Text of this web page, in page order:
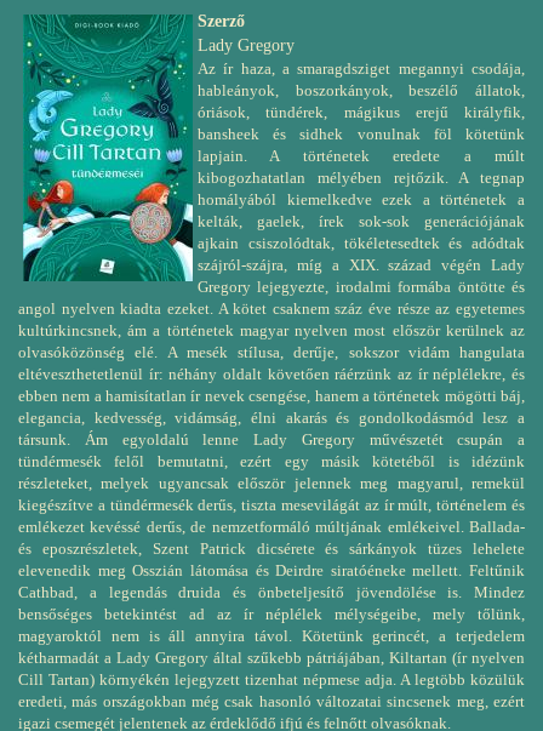
Szerző
Lady Gregory
Az ír haza, a smaragdsziget megannyi csodája,
hableányok, boszorkányok, beszélő állatok,
óriások, tündérek, mágikus erejű királyfik,
bansheek és sidhek vonulnak föl kötetünk
lapjain. A történetek eredete a múlt
kibogozhatatlan mélyében rejtőzik. A tegnap
homályából kiemelkedve ezek a történetek a
kelták, gaelek, írek sok-sok generációjának
ajkain csiszolódtak, tökéletesedtek és adódtak
szájról-szájra, míg a XIX. század végén Lady
Gregory lejegyezte, irodalmi formába öntötte és
angol nyelven kiadta ezeket. A kötet csaknem száz éve része az egyetemes
kultúrkincsnek, ám a történetek magyar nyelven most először kerülnek az
olvasóközönség elé. A mesék stílusa, derűje, sokszor vidám hangulata
eltéveszthetetlenül ír: néhány oldalt követően ráérzünk az ír néplélekre, és
ebben nem a hamisítatlan ír nevek csengése, hanem a történetek mögötti báj,
elegancia, kedvesség, vidámság, élni akarás és gondolkodásmód lesz a
társunk. Ám egyoldalú lenne Lady Gregory művészetét csupán a
tündérmesék felől bemutatni, ezért egy másik kötetéből is idézünk
részleteket, melyek ugyancsak először jelennek meg magyarul, remekül
kiegészítve a tündérmesék derűs, tiszta mesevilágát az ír múlt, történelem és
emlékezet kevéssé derűs, de nemzetformáló múltjának emlékeivel. Ballada-
és eposzrészletek, Szent Patrick dicsérete és sárkányok tüzes lehelete
elevenedik meg Osszián látomása és Deirdre siratóéneke mellett. Feltűnik
Cathbad, a legendás druida és önbeteljesítő jövendölése is. Mindez
bensőséges betekintést ad az ír néplélek mélységeibe, mely tőlünk,
magyaroktól nem is áll annyira távol. Kötetünk gerincét, a terjedelem
kétharmadát a Lady Gregory által szűkebb pátriájában, Kiltartan (ír nyelven
Cill Tartan) környékén lejegyzett tizenhat népmese adja. A legtöbb közülük
eredeti, más országokban még csak hasonló változatai sincsenek meg, ezért
igazi csemegét jelentenek az érdeklődő ifjú és felnőtt olvasóknak.